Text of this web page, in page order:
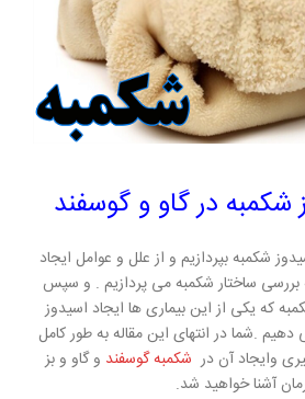
شکمبه در گاو و گوسفند
شکمبه بپردازیم و از علل و عوامل ایجاد
بررسی ساختار شکمبه می پردازیم . و سپس
که یکی از این بیماری ها ایجاد اسیدوز
.شما در انتهای این مقاله به طور کامل
وایجاد آن در شکمبه گوسفند و گاو و بز
آشنا خواهید شد.